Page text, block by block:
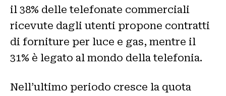
il 38% delle telefonate commerciali
ricevute dagli utenti propone contratti
di forniture per luce e gas, mentre il
31% è legato al mondo della telefonia.
Nell’ultimo periodo cresce la quota